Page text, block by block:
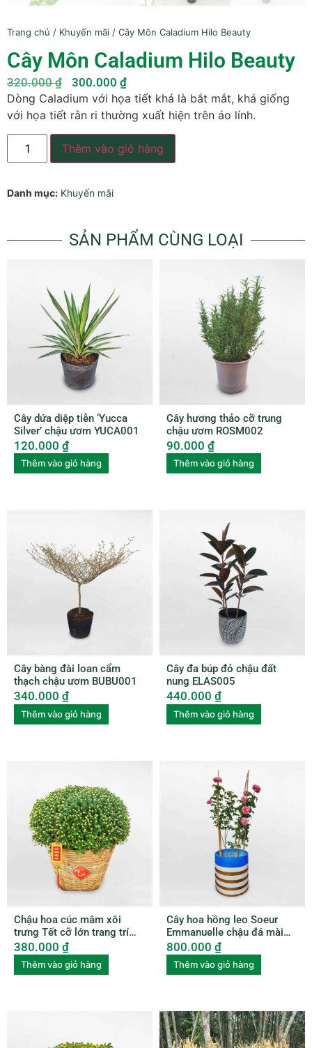
Trang chủ / Khuyến mãi / Cây Môn Caladium Hilo Beauty
Cây Môn Caladium Hilo Beauty
320.000₫ 300.000 ₫
Dòng Caladium với họa tiết khá là bắt mắt, khá giống
với họa tiết rằn ri thường xuất hiện trên áo lính.
Thêm vào giỏ hàng
Danh mục: Khuyến mãi
SẢN PHẨM CÙNG LOẠI
Cây dứa diệp tiễn ‘Yucca
Silver’ chậu ươm YUCA001
120.000 ₫
Thêm vào giỏ hàng
Cây hương thảo cỡ trung
chậu ươm ROSM002
90.000 ₫
Thêm vào giỏ hàng
Cây bàng đài loan cẩm
thạch chậu ươm BUBU001
340.000 ₫
Thêm vào giỏ hàng
Cây đa búp đỏ chậu đất
nung ELAS005
440.000 ₫
Thêm vào giỏ hàng
Chậu hoa cúc mâm xôi
trưng Tết cỡ lớn trang trí
xọt tre HCMX001
380.000 ₫
Thêm vào giỏ hàng
Cây hoa hồng leo Soeur
Emmanuelle chậu đá mài
ROSE003
800.000 ₫
Thêm vào giỏ hàng